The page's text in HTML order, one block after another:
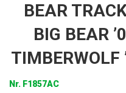
BEAR
BIG BEAR
TIMBERWOLF
Nr. F1857AC